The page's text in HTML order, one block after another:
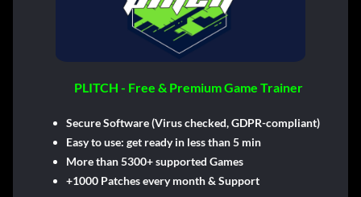
PLITCH - Free & Premium Game Trainer
Secure Software (Virus checked, GDPR-compliant)
Easy to use: get ready in less than 5 min
More than 5300+ supported Games
+1000 Patches every month & Support